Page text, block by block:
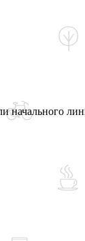
начального